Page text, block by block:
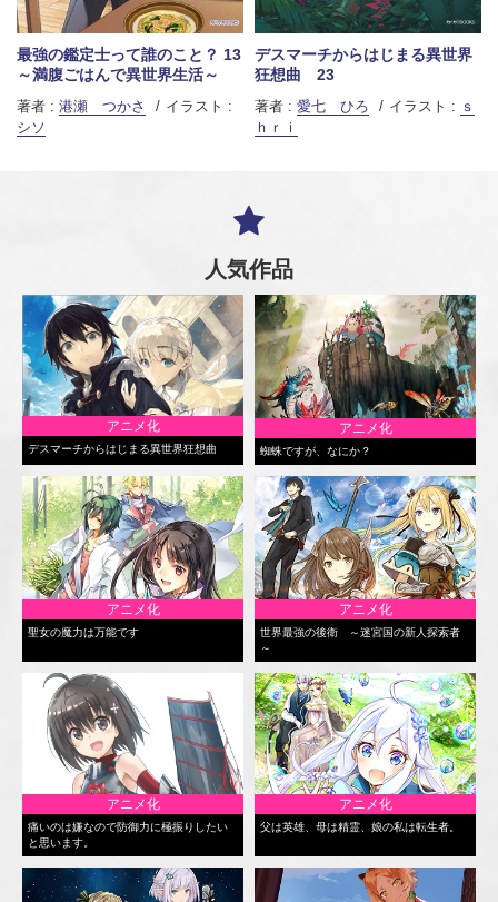
最強の鑑定士って誰のこと？ 13
～満腹ごはんで異世界生活～
著者 : 港瀬 つかさ
イラスト :
シソ
デスマーチからはじまる異世界
狂想曲 23
著者 : 愛七 ひろ イラスト : ｓ
ｈｒｉ
人気作品
アニメ化
デスマーチからはじまる異世界狂想曲
アニメ化
蜘蛛ですが、なにか？
アニメ化
聖女の魔力は万能です
アニメ化
世界最強の後衛 ～迷宮国の新人探索者
～
アニメ化
痛いのは嫌なので防御力に極振りしたい
と思います。
アニメ化
父は英雄、母は精霊、娘の私は転生者。